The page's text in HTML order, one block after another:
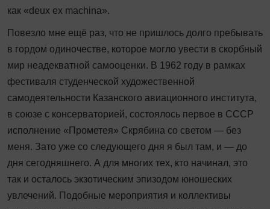
как «deux ex machina».
Повезло мне ещё раз, что не пришлось долго пребывать
в гордом одиночестве, которое могло увести в скорбный
мир неадекватной самооценки. В 1962 году в рамках
фестиваля студенческой художественной
самодеятельности Казанского авиационного института,
в союзе с консерваторией, состоялось первое в СССР
исполнение «Прометея» Скрябина со светом — без
меня. Зато уже со следующего дня я был там, и — до
дня сегодняшнего. А для многих тех, кто начинал, это
так и осталось экзотическим эпизодом юношеских
увлечений. Подобные мероприятия и коллективы